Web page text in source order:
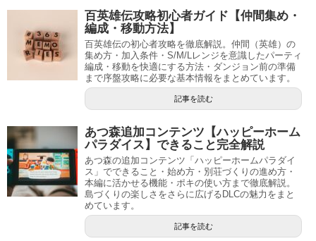
百英雄伝攻略初心者ガイド【仲間集め・
編成・移動方法】
百英雄伝の初心者攻略を徹底解説。仲間（英雄）の
集め方・加入条件・S/M/Lレンジを意識したパーティ
編成・移動を快適にする方法・ダンジョン前の準備
まで序盤攻略に必要な基本情報をまとめています。
記事を読む
あつ森追加コンテンツ【ハッピーホーム
パラダイス】できること完全解説
あつ森の追加コンテンツ「ハッピーホームパラダイ
ス」でできること・始め方・別荘づくりの進め方・
本編に活かせる機能・ポキの使い方まで徹底解説。
島づくりの楽しさをさらに広げるDLCの魅力をまと
めています。
記事を読む